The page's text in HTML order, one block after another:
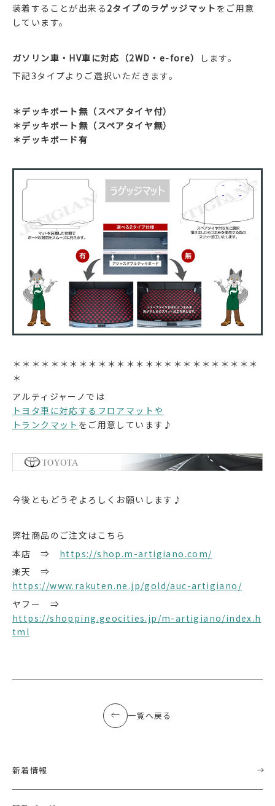
装着することが出来る 2タイプのラゲッジマット をご用意
しています。
ガソリン車・HV車に対応（2WD・e-fore）
します。
下記3タイプよりご選択いただきます。
＊デッキボート無（スペアタイヤ付）
＊デッキボート無（スペアタイヤ無）
＊デッキボード有
＊＊＊＊＊＊＊＊＊＊＊＊＊＊＊＊＊＊＊＊＊＊＊＊＊＊
＊
アルティジャーノでは
トヨタ車に対応するフロアマットや
トランクマット をご用意しています♪
今後ともどうぞよろしくお願いします♪
弊社商品のご注文はこちら
本店 ⇒ https://shop.m-artigiano.com/
楽天 ⇒
https://www.rakuten.ne.jp/gold/auc-artigiano/
ヤフー ⇒
https://shopping.geocities.jp/m-artigiano/index.h
tml
一覧へ戻る
新着情報